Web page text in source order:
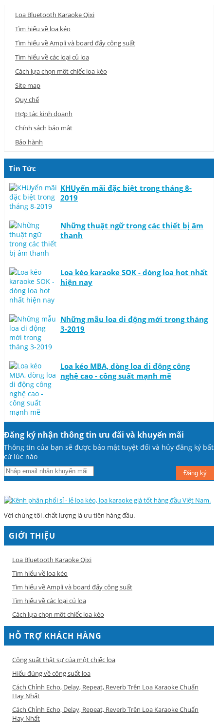
Loa Bluetooth Karaoke Qixi
Tìm hiểu về loa kéo
Tìm hiểu về Ampli và board đẩy công suất
Tìm hiểu về các loại củ loa
Cách lựa chọn một chiếc loa kéo
Site map
Quy chế
Hợp tác kinh doanh
Chính sách bảo mật
Bảo hành
Tin Tức
KHUyến mãi đặc biệt trong tháng 8-
2019
Những thuật ngữ trong các thiết bị âm
thanh
Loa kéo karaoke SOK - dòng loa hot nhất
hiện nay
Những mẫu loa di động mới trong tháng
3-2019
Loa kéo MBA, dòng loa di động công
nghệ cao - công suất mạnh mẽ
Đăng ký nhận thông tin ưu đãi và khuyến mãi
Thông tin của bạn sẽ được bảo mật tuyệt đối và hủy đăng ký bất
cứ lúc nào
Đăng ký
Với chúng tôi ,chất lượng là ưu tiên hàng đầu.
GIỚI THIỆU
Loa Bluetooth Karaoke Qixi
Tìm hiểu về loa kéo
Tìm hiểu về Ampli và board đẩy công suất
Tìm hiểu về các loại củ loa
Cách lựa chọn một chiếc loa kéo
HỖ TRỢ KHÁCH HÀNG
Công suất thật sự của một chiếc loa
Hiểu đúng về công suất loa
Cách Chỉnh Echo, Delay, Repeat, Reverb Trên Loa Karaoke Chuẩn
Hay Nhất
Cách Chỉnh Echo, Delay, Repeat, Reverb Trên Loa Karaoke Chuẩn
Hay Nhất